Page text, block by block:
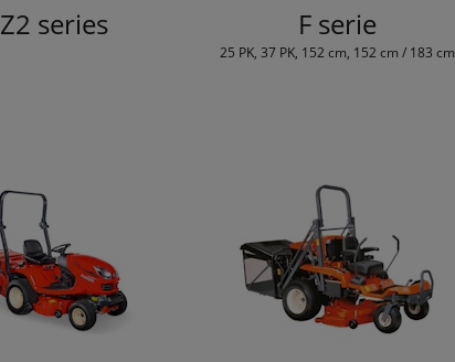
Z2 series F serie
25 PK, 37 PK, 152 cm, 152 cm / 183 cm